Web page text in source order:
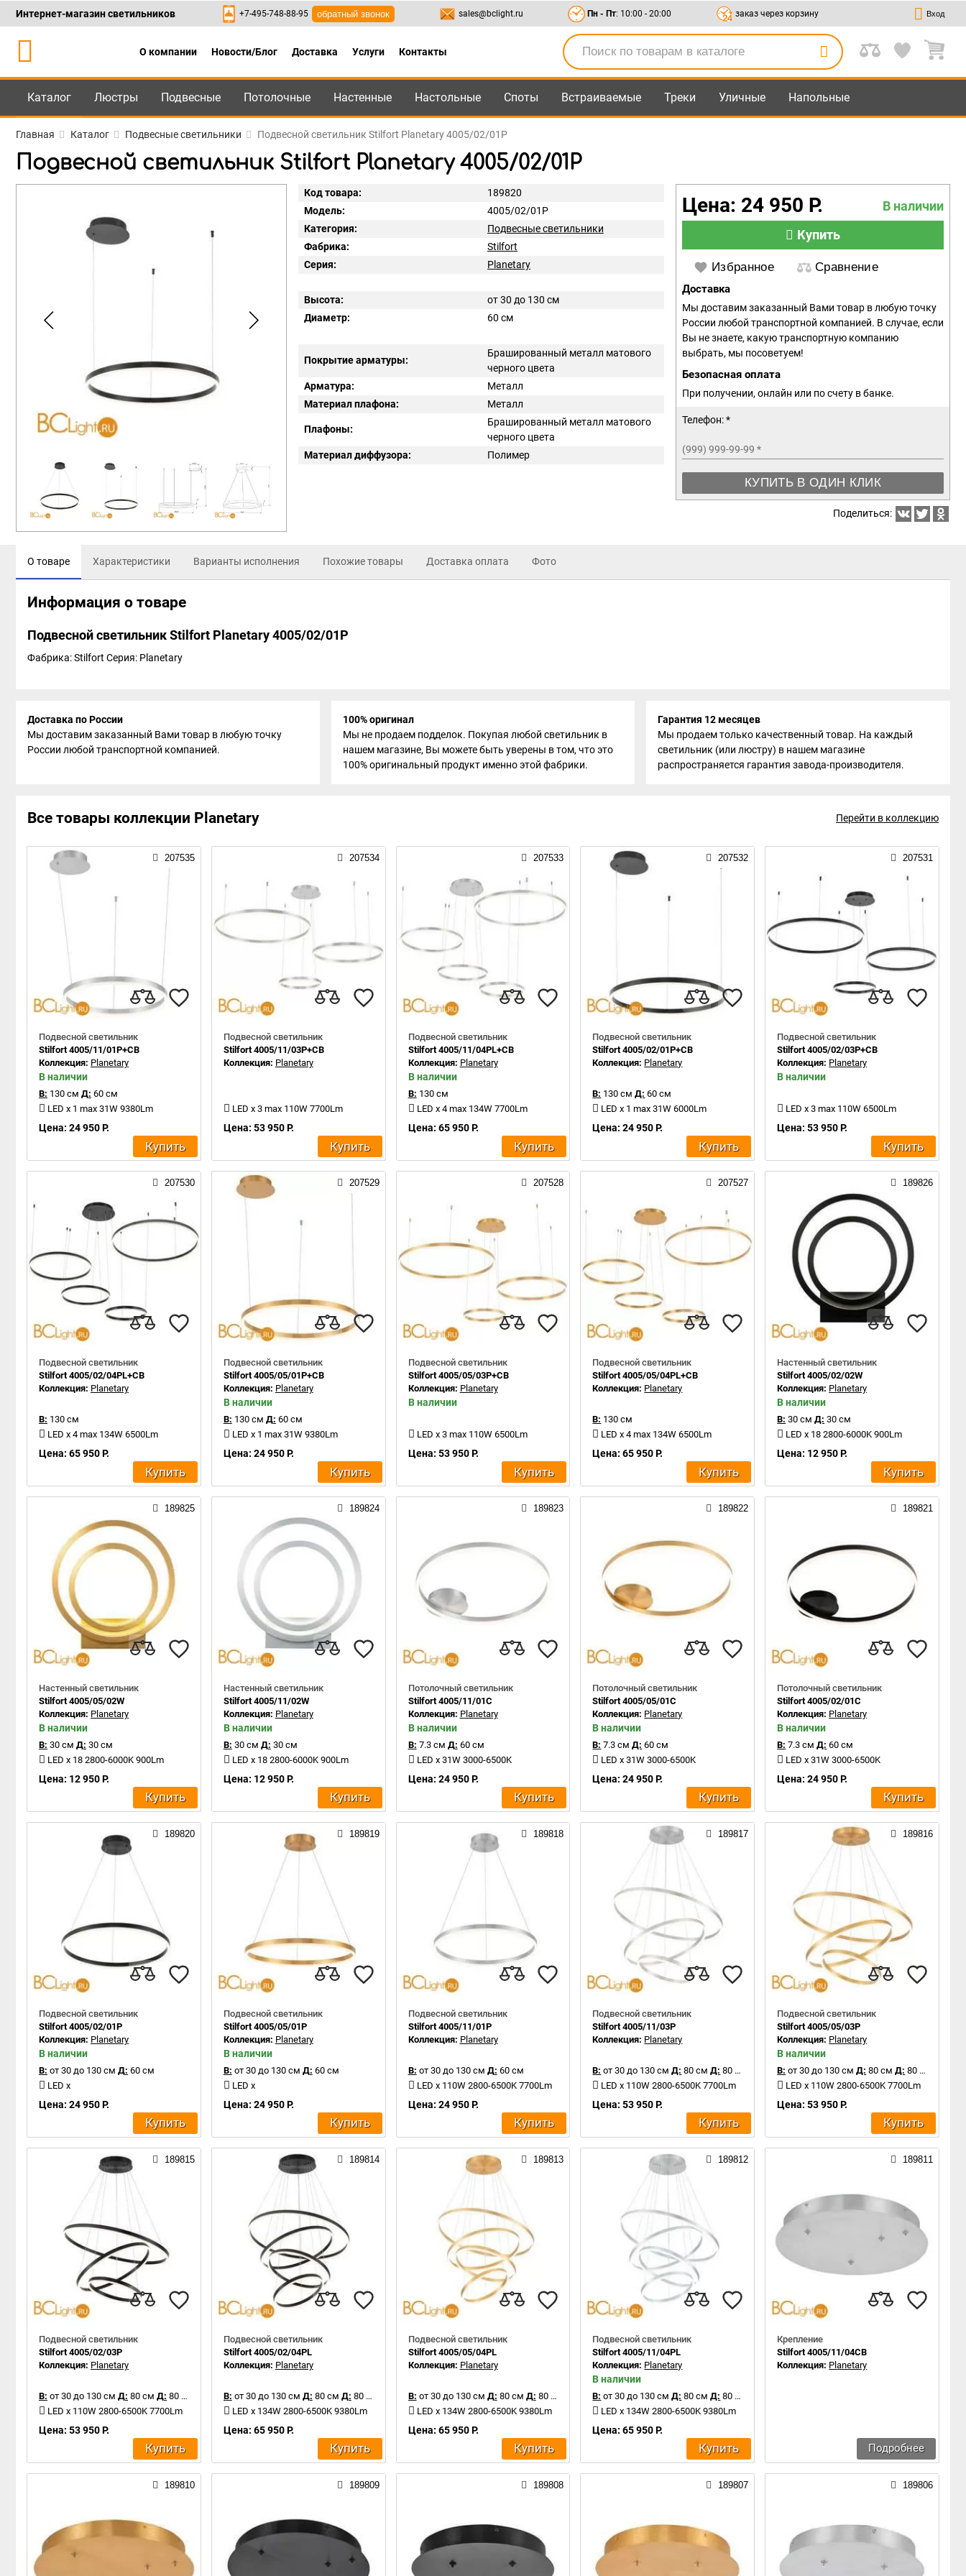
Каталог +7-495-748-88-95 ,8-800-550-95-45 sales@bclight.ru
Интернет-магазин светильников +7-495-748-88-95 обратный звонок sales@bclight.ru Пн - Пт: 10:00 - 20:00 заказ через корзину Вход
О компании Новости/Блог Доставка Услуги Контакты
Каталог Люстры Подвесные Потолочные Настенные Настольные Споты Встраиваемые Треки Уличные Напольные
Главная Каталог Подвесные светильники Подвесной светильник Stilfort Planetary 4005/02/01P
Подвесной светильник Stilfort Planetary 4005/02/01P
Код товара:
189820
Модель:
4005/02/01P
Категория:
Подвесные светильники
Фабрика:
Stilfort
Серия:
Planetary
Высота:
от 30 до 130 см
Диаметр:
60 см
Покрытие арматуры:
Брашированный металл матового
черного цвета
Арматура:
Металл
Материал плафона:
Металл
Плафоны:
Брашированный металл матового
черного цвета
Материал диффузора:
Полимер
Цена: 24 950 Р.
В наличии
Купить
Избранное Сравнение
Доставка
Мы доставим заказанный Вами товар в любую точку
России любой транспортной компанией. В случае, если
Вы не знаете, какую транспортную компанию
выбрать, мы посоветуем!
Безопасная оплата
При получении, онлайн или по счету в банке.
Телефон: *
(999) 999-99-99 *
КУПИТЬ В ОДИН КЛИК
Поделиться:
О товаре Характеристики Варианты исполнения Похожие товары Доставка оплата Фото
Информация о товаре
Подвесной светильник Stilfort Planetary 4005/02/01P
Фабрика: Stilfort Серия: Planetary
Доставка по России
Мы доставим заказанный Вами товар в любую точку
России любой транспортной компанией.
100% оригинал
Мы не продаем подделок. Покупая любой светильник в
нашем магазине, Вы можете быть уверены в том, что это
100% оригинальный продукт именно этой фабрики.
Гарантия 12 месяцев
Мы продаем только качественный товар. На каждый
светильник (или люстру) в нашем магазине
распространяется гарантия завода-производителя.
Все товары коллекции Planetary Перейти в коллекцию
207535
Подвесной светильник
Stilfort 4005/11/01P+CB
Коллекция: Planetary
В наличии
В: 130 см Д: 60 см
LED x 1 max 31W 9380Lm
Цена: 24 950 Р.
Купить
207534
Подвесной светильник
Stilfort 4005/11/03P+CB
Коллекция: Planetary
LED x 3 max 110W 7700Lm
Цена: 53 950 Р.
Купить
207533
Подвесной светильник
Stilfort 4005/11/04PL+CB
Коллекция: Planetary
В наличии
В: 130 см
LED x 4 max 134W 7700Lm
Цена: 65 950 Р.
Купить
207532
Подвесной светильник
Stilfort 4005/02/01P+CB
Коллекция: Planetary
В: 130 см Д: 60 см
LED x 1 max 31W 6000Lm
Цена: 24 950 Р.
Купить
207531
Подвесной светильник
Stilfort 4005/02/03P+CB
Коллекция: Planetary
В наличии
LED x 3 max 110W 6500Lm
Цена: 53 950 Р.
Купить
207530
Подвесной светильник
Stilfort 4005/02/04PL+CB
Коллекция: Planetary
В: 130 см
LED x 4 max 134W 6500Lm
Цена: 65 950 Р.
Купить
207529
Подвесной светильник
Stilfort 4005/05/01P+CB
Коллекция: Planetary
В наличии
В: 130 см Д: 60 см
LED x 1 max 31W 9380Lm
Цена: 24 950 Р.
Купить
207528
Подвесной светильник
Stilfort 4005/05/03P+CB
Коллекция: Planetary
В наличии
LED x 3 max 110W 6500Lm
Цена: 53 950 Р.
Купить
207527
Подвесной светильник
Stilfort 4005/05/04PL+CB
Коллекция: Planetary
В: 130 см
LED x 4 max 134W 6500Lm
Цена: 65 950 Р.
Купить
189826
Настенный светильник
Stilfort 4005/02/02W
Коллекция: Planetary
В наличии
В: 30 см Д: 30 см
LED x 18 2800-6000K 900Lm
Цена: 12 950 Р.
Купить
189825
Настенный светильник
Stilfort 4005/05/02W
Коллекция: Planetary
В наличии
В: 30 см Д: 30 см
LED x 18 2800-6000K 900Lm
Цена: 12 950 Р.
Купить
189824
Настенный светильник
Stilfort 4005/11/02W
Коллекция: Planetary
В наличии
В: 30 см Д: 30 см
LED x 18 2800-6000K 900Lm
Цена: 12 950 Р.
Купить
189823
Потолочный светильник
Stilfort 4005/11/01C
Коллекция: Planetary
В наличии
В: 7.3 см Д: 60 см
LED x 31W 3000-6500K
Цена: 24 950 Р.
Купить
189822
Потолочный светильник
Stilfort 4005/05/01C
Коллекция: Planetary
В наличии
В: 7.3 см Д: 60 см
LED x 31W 3000-6500K
Цена: 24 950 Р.
Купить
189821
Потолочный светильник
Stilfort 4005/02/01C
Коллекция: Planetary
В наличии
В: 7.3 см Д: 60 см
LED x 31W 3000-6500K
Цена: 24 950 Р.
Купить
189820
Подвесной светильник
Stilfort 4005/02/01P
Коллекция: Planetary
В наличии
В: от 30 до 130 см Д: 60 см
LED x
Цена: 24 950 Р.
Купить
189819
Подвесной светильник
Stilfort 4005/05/01P
Коллекция: Planetary
В наличии
В: от 30 до 130 см Д: 60 см
LED x
Цена: 24 950 Р.
Купить
189818
Подвесной светильник
Stilfort 4005/11/01P
Коллекция: Planetary
В: от 30 до 130 см Д: 60 см
LED x 110W 2800-6500K 7700Lm
Цена: 24 950 Р.
Купить
189817
Подвесной светильник
Stilfort 4005/11/03P
Коллекция: Planetary
В: от 30 до 130 см Д: 80 см Д: 80 см
LED x 110W 2800-6500K 7700Lm
Цена: 53 950 Р.
Купить
189816
Подвесной светильник
Stilfort 4005/05/03P
Коллекция: Planetary
В наличии
В: от 30 до 130 см Д: 80 см Д: 80 см
LED x 110W 2800-6500K 7700Lm
Цена: 53 950 Р.
Купить
189815
Подвесной светильник
Stilfort 4005/02/03P
Коллекция: Planetary
В: от 30 до 130 см Д: 80 см Д: 80 см
LED x 110W 2800-6500K 7700Lm
Цена: 53 950 Р.
Купить
189814
Подвесной светильник
Stilfort 4005/02/04PL
Коллекция: Planetary
В: от 30 до 130 см Д: 80 см Д: 80 см
LED x 134W 2800-6500K 9380Lm
Цена: 65 950 Р.
Купить
189813
Подвесной светильник
Stilfort 4005/05/04PL
Коллекция: Planetary
В: от 30 до 130 см Д: 80 см Д: 80 см
LED x 134W 2800-6500K 9380Lm
Цена: 65 950 Р.
Купить
189812
Подвесной светильник
Stilfort 4005/11/04PL
Коллекция: Planetary
В наличии
В: от 30 до 130 см Д: 80 см Д: 80 см
LED x 134W 2800-6500K 9380Lm
Цена: 65 950 Р.
Купить
189811
Крепление
Stilfort 4005/11/04CB
Коллекция: Planetary
Подробнее
189810 189809 189808 189807 189806